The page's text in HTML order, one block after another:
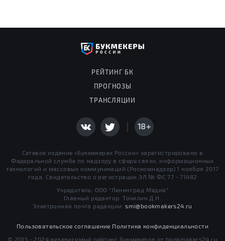
РЕЙТИНГ БК
ПРОГНОЗЫ
ТРАНСЛЯЦИИ
18+
Сетевое издание «Букмекерах России» зарегистрировано в
Федеральной службе по надзору в сфере связи, информационных
технологий и массовых коммуникаций (Роскомнадзор) 1 ноября 2017
года. Свидетельство о регистрации ЭЛ № ФС 77 - 71482
Учредитель: ООО "Ленинград Медиа"
Главный редактор: Точилин Д.Н.
Электронная почта редакции:smi@bookmakers24.ru
Пользовательское соглашение Политика конфиденциальности
© 2015 - 2024 независимый рейтинг букмекеров от bookmakers24.ru